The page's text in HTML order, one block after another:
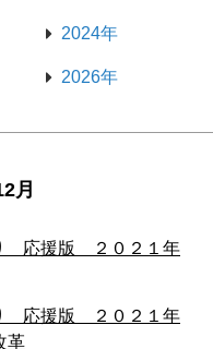
2024年
2026年
月
応援版 ２０２１年
応援版 ２０２１年
革